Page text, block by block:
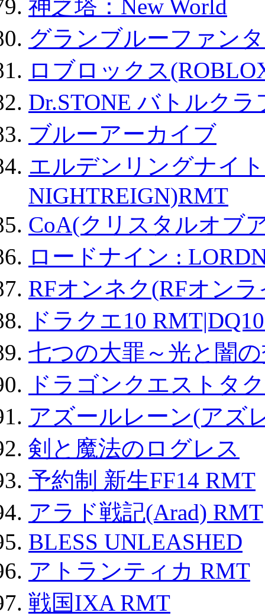
神之塔：New World
グランブルーファン
ロブロックス
Dr.STONE バトルク
ブルーアーカイブ
エルデンリングナイ
NIGHTREIGN)RMT
CoA(クリスタルオブ
ロードナイン :
RFオンネク(RFオン
ドラクエ10
七つの大罪～光と闇
ドラゴンクエストタ
アズールレーン(アズ
剣と魔法のログレス
予約制 新生FF14 RMT
アラド戦記(Arad) RMT
BLESS UNLEASHED
アトランティカ RMT
戦国IXA RMT